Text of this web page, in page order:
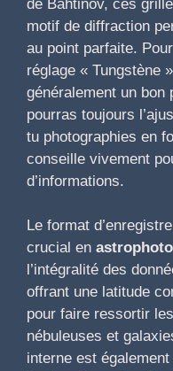
de Bahtinov, ces
motif de diffraction
au point parfaite.
réglage « Tungstène
généralement un bon
pourras toujours
tu photographies en
conseille vivement
d’informations.
Le format
crucial en
l’intégralité des
offrant une latitude
pour faire ressortir
nébuleuses et
interne est